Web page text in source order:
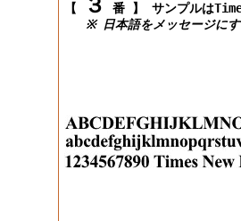
【 ３ 番 】
サンプルは
※ 日本語をメッセージにす